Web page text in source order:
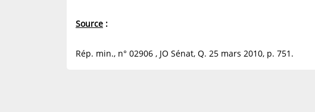
Source :
Rép. min., n° 02906 , JO Sénat, Q. 25 mars 2010, p. 751.